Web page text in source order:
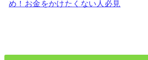
め！お金をかけたくない人必見